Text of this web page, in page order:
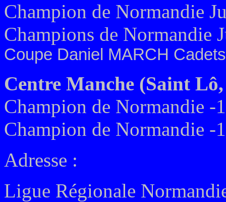
Champion de Normandie
Champions de Normandie
Coupe Daniel MARCH
Centre Manche (Saint
Champion de Normandie -
Champion de Normandie -
Adresse :
Ligue Régionale